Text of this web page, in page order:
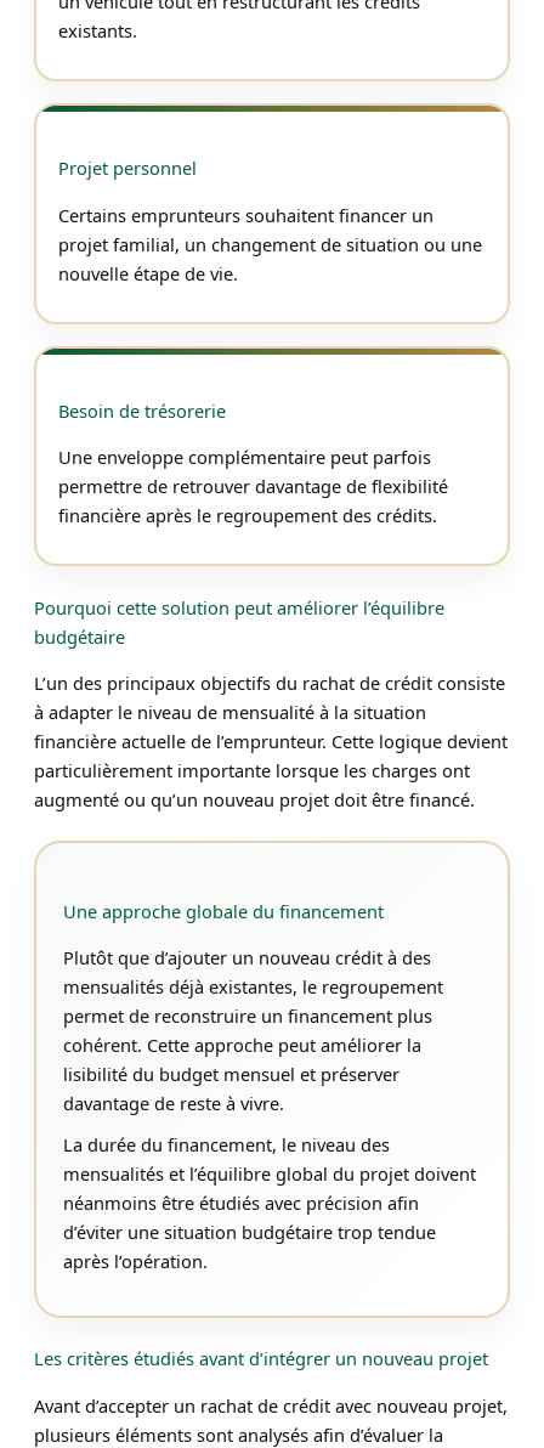
existants.
Projet personnel
Certains emprunteurs souhaitent financer un
projet familial, un changement de situation ou une
nouvelle étape de vie.
Besoin de trésorerie
Une enveloppe complémentaire peut parfois
permettre de retrouver davantage de flexibilité
financière après le regroupement des crédits.
Pourquoi cette solution peut améliorer l’équilibre
budgétaire
L’un des principaux objectifs du rachat de crédit consiste
à adapter le niveau de mensualité à la situation
financière actuelle de l’emprunteur. Cette logique devient
particulièrement importante lorsque les charges ont
augmenté ou qu’un nouveau projet doit être financé.
Une approche globale du financement
Plutôt que d’ajouter un nouveau crédit à des
mensualités déjà existantes, le regroupement
permet de reconstruire un financement plus
cohérent. Cette approche peut améliorer la
lisibilité du budget mensuel et préserver
davantage de reste à vivre.
La durée du financement, le niveau des
mensualités et l’équilibre global du projet doivent
néanmoins être étudiés avec précision afin
d’éviter une situation budgétaire trop tendue
après l’opération.
Les critères étudiés avant d’intégrer un nouveau projet
Avant d’accepter un rachat de crédit avec nouveau projet,
plusieurs éléments sont analysés afin d’évaluer la